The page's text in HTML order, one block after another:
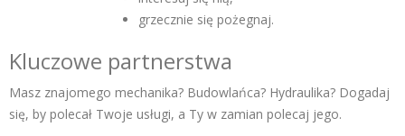
grzecznie się pożegnaj.
Kluczowe partnerstwa
Masz znajomego mechanika? Budowlańca? Hydraulika? Dogadaj
się, by polecał Twoje usługi, a Ty w zamian polecaj jego.